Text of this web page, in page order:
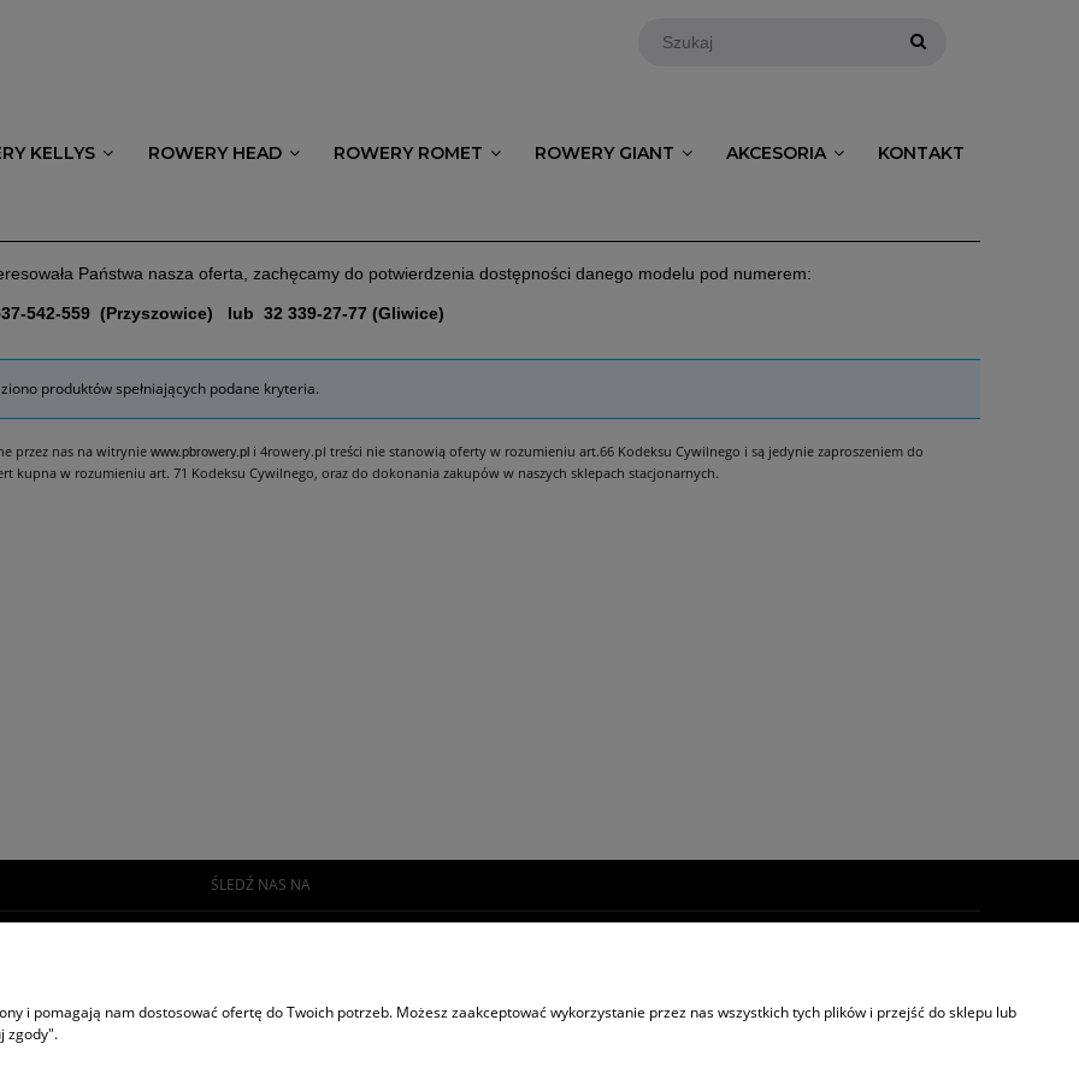
KELLYS ROWERY HEAD ROWERY ROMET ROWERY GIANT AKCESORIA KONTAKT
Państwa nasza oferta, zachęcamy do potwierdzenia dostępności danego modelu pod numerem:
542-559 (Przyszowice) lub 32 339-27-77 (Gliwice)
produktów spełniających podane kryteria.
przez nas na witrynie www.pbrowery.pl i 4rowery.pl treści nie stanowią oferty w rozumieniu art.66 Kodeksu Cywilnego i są jedynie zaproszeniem do
kupna w rozumieniu art. 71 Kodeksu Cywilnego, oraz do dokonania zakupów w naszych sklepach stacjonarnych.
ŚLEDŹ NAS NA
POMOC
Polityka prywatności
Regulamin sklepu
INFORMACJE
Kontakt
i pomagają nam dostosować ofertę do Twoich potrzeb. Możesz zaakceptować wykorzystanie przez nas wszystkich tych plików i przejść do sklepu lub
zgody".